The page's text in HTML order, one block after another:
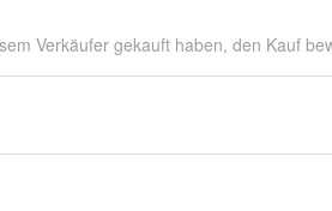
Verkäufer gekauft haben, den Kauf